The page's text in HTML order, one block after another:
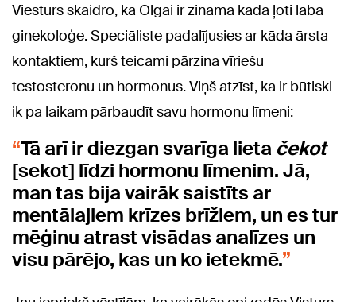
Viesturs skaidro, ka Olgai ir zināma kāda ļoti laba
ginekoloģe. Speciāliste padalījusies ar kāda ārsta
kontaktiem, kurš teicami pārzina vīriešu
testosteronu un hormonus. Viņš atzīst, ka ir būtiski
ik pa laikam pārbaudīt savu hormonu līmeni:
Tā arī ir diezgan svarīga lieta čekot
[sekot] līdzi hormonu līmenim. Jā,
man tas bija vairāk saistīts ar
mentālajiem krīzes brīžiem, un es tur
mēģinu atrast visādas analīzes un
visu pārējo, kas un ko ietekmē.